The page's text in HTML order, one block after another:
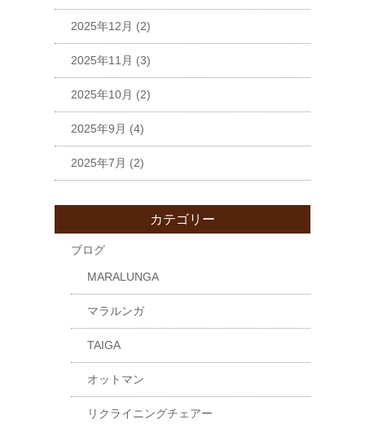
2025年12月 (2)
2025年11月 (3)
2025年10月 (2)
2025年9月 (4)
2025年7月 (2)
カテゴリー
ブログ
MARALUNGA
マラルンガ
TAIGA
オットマン
リクライニングチェアー